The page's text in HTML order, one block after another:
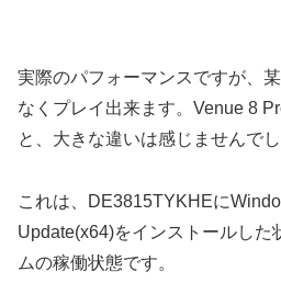
実際のパフォーマンスですが、
なくプレイ出来ます。Venue 8
と、大きな違いは感じませんでし
これは、DE3815TYKHEに
Update(x64)をインストールした
ムの稼働状態です。